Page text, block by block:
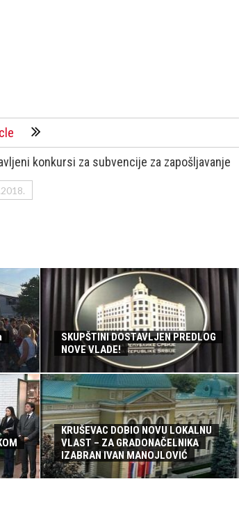
konkursi za subvencije za zapošljavanje
SKUPŠTINI DOSTAVLJEN PREDLOG
NOVE VLADE!
KRUŠEVAC DOBIO NOVU LOKALNU
VLAST – ZA GRADONAČELNIKA
IZABRAN IVAN MANOJLOVIĆ